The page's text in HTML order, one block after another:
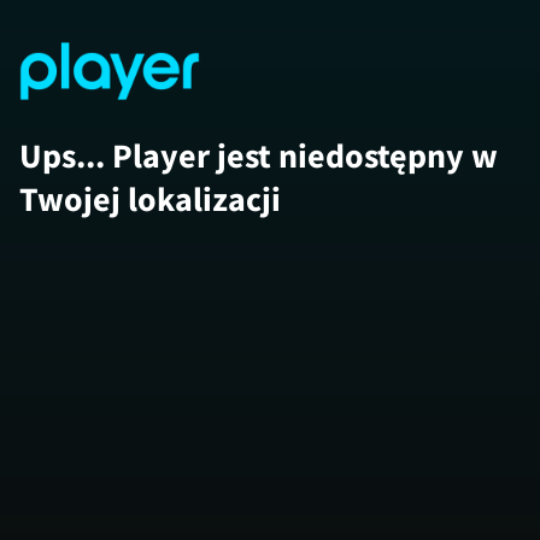
Ups... Player jest niedostępny w
Twojej lokalizacji